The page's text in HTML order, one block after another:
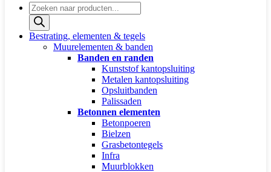
Producten
zoeken
Bestrating, elementen & tegels
Muurelementen & banden
Banden en randen
Kunststof kantopsluiting
Metalen kantopsluiting
Opsluitbanden
Palissaden
Betonnen elementen
Betonpoeren
Bielzen
Grasbetontegels
Infra
Muurblokken